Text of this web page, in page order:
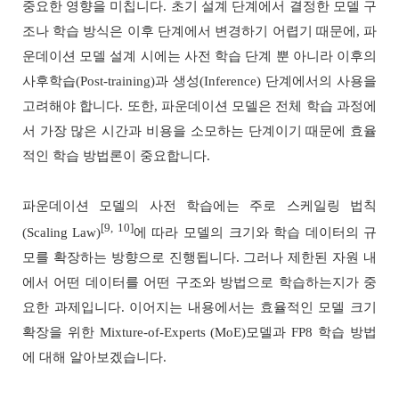
중요한 영향을 미칩니다. 초기 설계 단계에서 결정한 모델 구
조나 학습 방식은 이후 단계에서 변경하기 어렵기 때문에, 파
운데이션 모델 설계 시에는 사전 학습 단계 뿐 아니라 이후의
사후학습(Post-training)과 생성(Inference) 단계에서의 사용을
고려해야 합니다. 또한, 파운데이션 모델은 전체 학습 과정에
서 가장 많은 시간과 비용을 소모하는 단계이기 때문에 효율
적인 학습 방법론이 중요합니다.
파운데이션 모델의 사전 학습에는 주로 스케일링 법칙
(Scaling Law)[9, 10]에 따라 모델의 크기와 학습 데이터의 규
모를 확장하는 방향으로 진행됩니다. 그러나 제한된 자원 내
에서 어떤 데이터를 어떤 구조와 방법으로 학습하는지가 중
요한 과제입니다. 이어지는 내용에서는 효율적인 모델 크기
확장을 위한 Mixture-of-Experts (MoE)모델과 FP8 학습 방법
에 대해 알아보겠습니다.